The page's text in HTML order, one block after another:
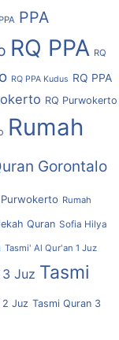
PPA
RQ PPA RQ
RQ PPA Kudus RQ PPA
RQ Purwokerto
Rumah
Gorontalo
Purwokerto Rumah
Quran Sofia Hilya
Tasmi' Al Qur'an 1 Juz
3 Juz Tasmi
2 Juz Tasmi Quran 3